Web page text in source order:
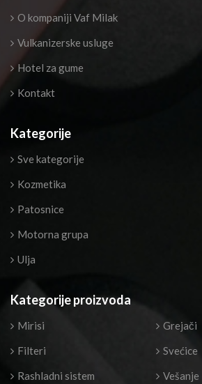
O kompaniji Vaf Milak
Vulkanizerske usluge
Hotel za gume
Kontakt
Kategorije
Sve kategorije
Kozmetika
Patosnice
Motorna grupa
Ulja
Kategorije proizvoda
Mirisi
Filteri
Rashladni sistem
Grejači
Svećice
Vešanje